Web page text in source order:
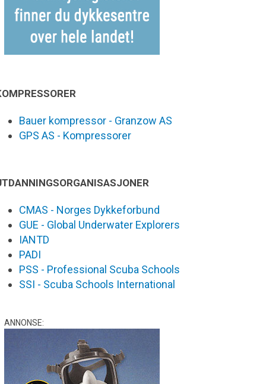
Bauer kompressor - Granzow AS
GPS AS - Kompressorer
CMAS - Norges Dykkeforbund
GUE - Global Underwater Explorers
IANTD
PADI
PSS - Professional Scuba Schools
SSI - Scuba Schools International
ANNONSE: